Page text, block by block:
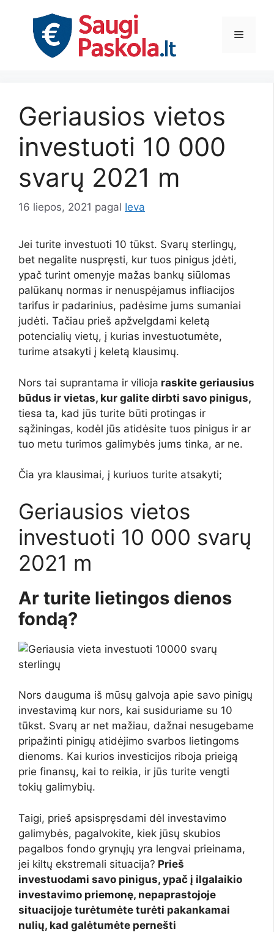
Meniu
Geriausios vietos
investuoti 10 000
svarų 2021 m
16 liepos, 2021 pagal Ieva
Jei turite investuoti 10 tūkst. Svarų sterlingų,
bet negalite nuspręsti, kur tuos pinigus įdėti,
ypač turint omenyje mažas bankų siūlomas
palūkanų normas ir nenuspėjamus infliacijos
tarifus ir padarinius, padėsime jums sumaniai
judėti. Tačiau prieš apžvelgdami keletą
potencialių vietų, į kurias investuotumėte,
turime atsakyti į keletą klausimų.
Nors tai suprantama ir vilioja raskite geriausius
būdus ir vietas, kur galite dirbti savo pinigus,
tiesa ta, kad jūs turite būti protingas ir
sąžiningas, kodėl jūs atidėsite tuos pinigus ir ar
tuo metu turimos galimybės jums tinka, ar ne.
Čia yra klausimai, į kuriuos turite atsakyti;
Geriausios vietos
investuoti 10 000 svarų
2021 m
Ar turite lietingos dienos
fondą?
Nors dauguma iš mūsų galvoja apie savo pinigų
investavimą kur nors, kai susiduriame su 10
tūkst. Svarų ar net mažiau, dažnai nesugebame
pripažinti pinigų atidėjimo svarbos lietingoms
dienoms. Kai kurios investicijos riboja prieigą
prie finansų, kai to reikia, ir jūs turite vengti
tokių galimybių.
Taigi, prieš apsispręsdami dėl investavimo
galimybės, pagalvokite, kiek jūsų skubios
pagalbos fondo grynųjų yra lengvai prieinama,
jei kiltų ekstremali situacija? Prieš
investuodami savo pinigus, ypač į ilgalaikio
investavimo priemonę, nepaprastojoje
situacijoje turėtumėte turėti pakankamai
nulių, kad galėtumėte pernešti